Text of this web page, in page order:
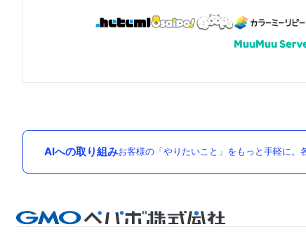
AIへの取り組みお客様の「やりたいこと」をもっと手軽に。